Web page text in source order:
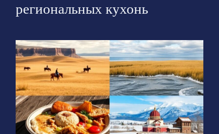
региональных кухонь